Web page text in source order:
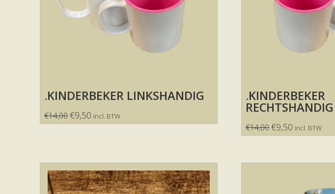
.KINDERBEKER LINKSHANDIG
€14,00€9,50 incl. BTW
.KINDERBEKER
RECHTSHANDIG
€14,00€9,50 incl. BTW